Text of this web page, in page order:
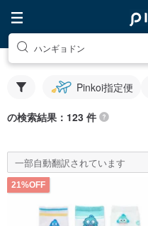
ハンギョドン
Pinkoi指定便
の検索結果：123 件
一部自動翻訳されています
21%OFF